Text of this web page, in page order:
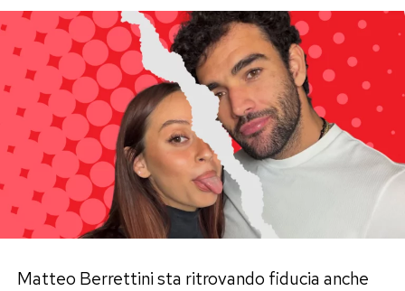
Matteo Berrettini sta ritrovando fiducia anche